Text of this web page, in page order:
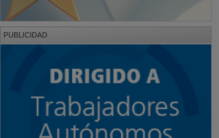
PUBLICIDAD